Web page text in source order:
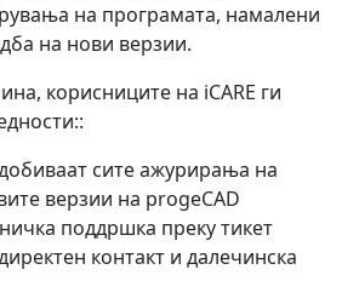
на програмата, намалени
на нови верзии.
корисниците на iCARE ги
сите ажурирања на
верзии на progeCAD
поддршка преку тикет
контакт и далечинска